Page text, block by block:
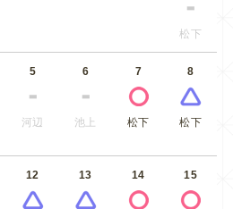
松下
5
河辺
6
池上
7
松下
8
松下
12 13 14 15